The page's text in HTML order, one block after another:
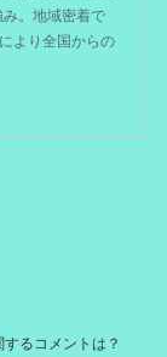
。地域密着で
より全国からの
るコメントは？